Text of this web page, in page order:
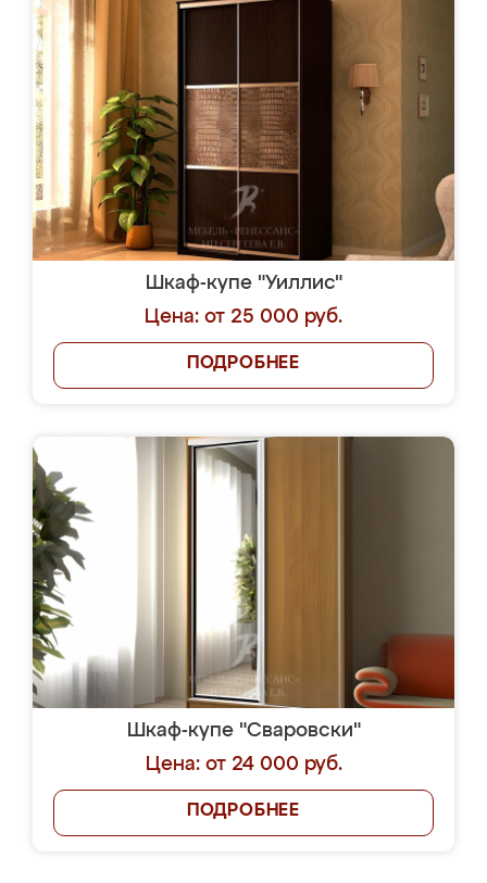
Шкаф-купе "Уиллис"
Цена: от 25 000 руб.
ПОДРОБНЕЕ
Шкаф-купе "Сваровски"
Цена: от 24 000 руб.
ПОДРОБНЕЕ